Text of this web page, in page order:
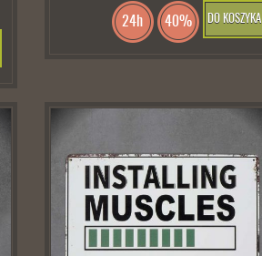
DO KOSZYKA
24h 40%